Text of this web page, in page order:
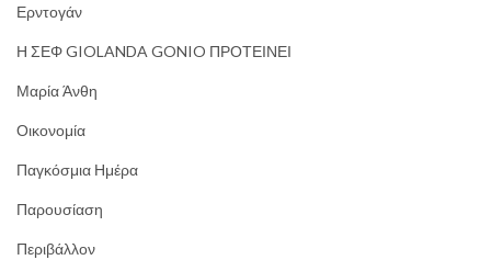
Ερντογάν
Η ΣΕΦ GIOLANDA GONIO ΠΡΟΤΕΙΝΕΙ
Μαρία Άνθη
Οικονομία
Παγκόσμια Ημέρα
Παρουσίαση
Περιβάλλον